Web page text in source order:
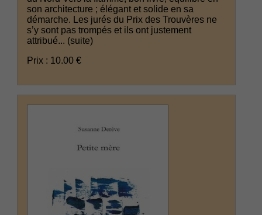
son architecture ; élégant et solide en sa
démarche. Les jurés du Prix des Trouvères ne
s’y sont pas trompés et ils ont justement
attribué... (suite)
Prix : 10.00 €